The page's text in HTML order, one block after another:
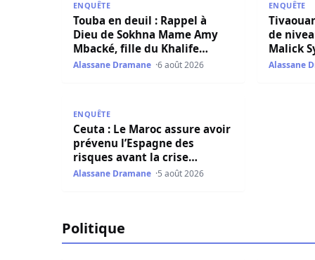
ENQUÊTE
Touba en deuil : Rappel à
Dieu de Sokhna Mame Amy
Mbacké, fille du Khalife
Général des Mourides
Alassane Dramane 6 août 2026
ENQUÊTE
de
Malick
lundi
Alassane
ENQUÊTE
Ceuta : Le Maroc assure avoir
prévenu l’Espagne des
risques avant la crise
migratoire
Alassane Dramane 5 août 2026
Politique